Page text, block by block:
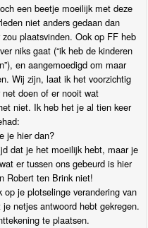
een beetje moeilijk met deze
niet anders gedaan dan
plaatsvinden. Ook op FF heb
niks gaat (“ik heb de kinderen
en aangemoedigd om maar
Wij zijn, laat ik het voorzichtig
doen of er nooit wat
niet. Ik heb het je al tien keer
je hier dan?
dat je het moeilijk hebt, maar je
er tussen ons gebeurd is hier
Robert ten Brink niet!
je plotselinge verandering van
netjes antwoord hebt gekregen.
te plaatsen.